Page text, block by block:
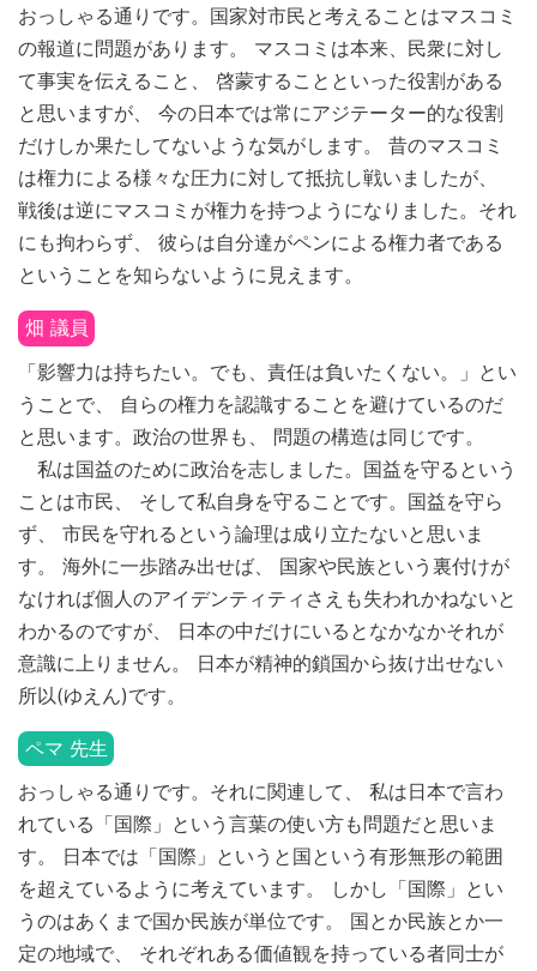
おっしゃる通りです。国家対市民と考えることはマスコミ
の報道に問題があります。 マスコミは本来、民衆に対し
て事実を伝えること、 啓蒙することといった役割がある
と思いますが、 今の日本では常にアジテーター的な役割
だけしか果たしてないような気がします。 昔のマスコミ
は権力による様々な圧力に対して抵抗し戦いましたが、
戦後は逆にマスコミが権力を持つようになりました。それ
にも拘わらず、 彼らは自分達がペンによる権力者である
ということを知らないように見えます。
畑 議員
「影響力は持ちたい。でも、責任は負いたくない。」とい
うことで、 自らの権力を認識することを避けているのだ
と思います。政治の世界も、 問題の構造は同じです。
私は国益のために政治を志しました。国益を守るという
ことは市民、 そして私自身を守ることです。国益を守ら
ず、 市民を守れるという論理は成り立たないと思いま
す。 海外に一歩踏み出せば、 国家や民族という裏付けが
なければ個人のアイデンティティさえも失われかねないと
わかるのですが、 日本の中だけにいるとなかなかそれが
意識に上りません。 日本が精神的鎖国から抜け出せない
所以(ゆえん)です。
ペマ 先生
おっしゃる通りです。それに関連して、 私は日本で言わ
れている「国際」という言葉の使い方も問題だと思いま
す。 日本では「国際」というと国という有形無形の範囲
を超えているように考えています。 しかし「国際」とい
うのはあくまで国か民族が単位です。 国とか民族とか一
定の地域で、 それぞれある価値観を持っている者同士が